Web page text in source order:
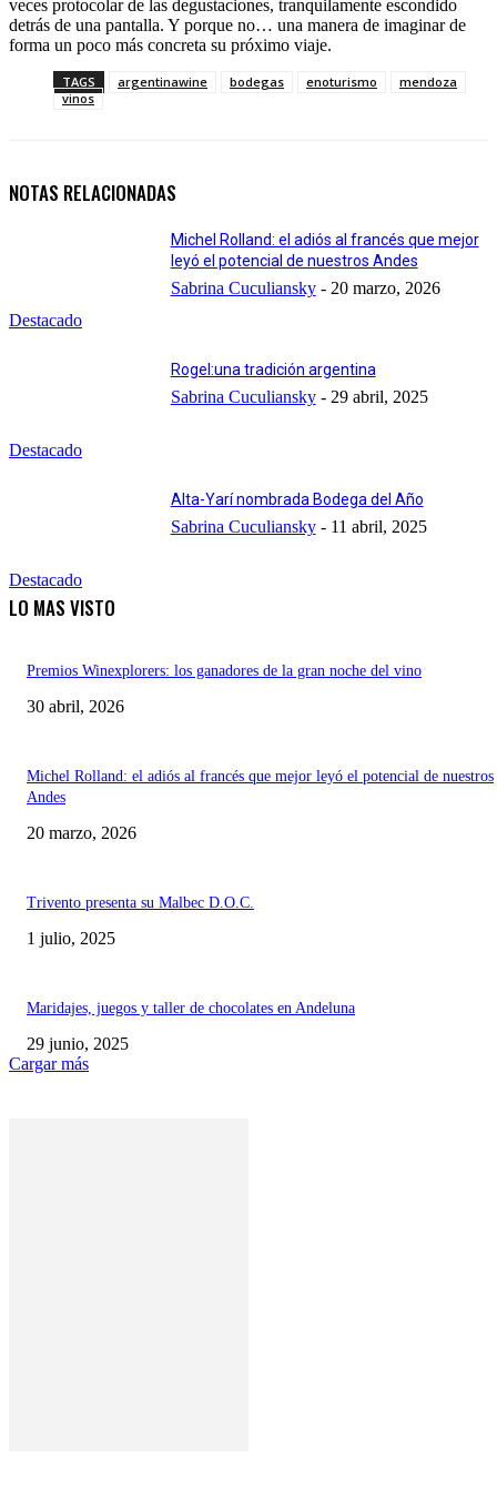
veces protocolar de las degustaciones, tranquilamente escondido
detrás de una pantalla. Y porque no… una manera de imaginar de
forma un poco más concreta su próximo viaje.
TAGS argentinawine bodegas enoturismo
mendoza
vinos
NOTAS RELACIONADAS
Destacado
Michel Rolland: el adiós al francés que mejor
leyó el potencial de nuestros Andes
Sabrina Cuculiansky - 20 marzo, 2026
Destacado
Rogel:una tradición argentina
Sabrina Cuculiansky - 29 abril, 2025
Destacado
Alta-Yarí nombrada Bodega del Año
Sabrina Cuculiansky - 11 abril, 2025
LO MAS VISTO
Premios Winexplorers: los ganadores de la gran noche del vino
30 abril, 2026
Michel Rolland: el adiós al francés que mejor leyó el potencial de nuestros
Andes
20 marzo, 2026
Trivento presenta su Malbec D.O.C.
1 julio, 2025
Maridajes, juegos y taller de chocolates en Andeluna
29 junio, 2025
Cargar más